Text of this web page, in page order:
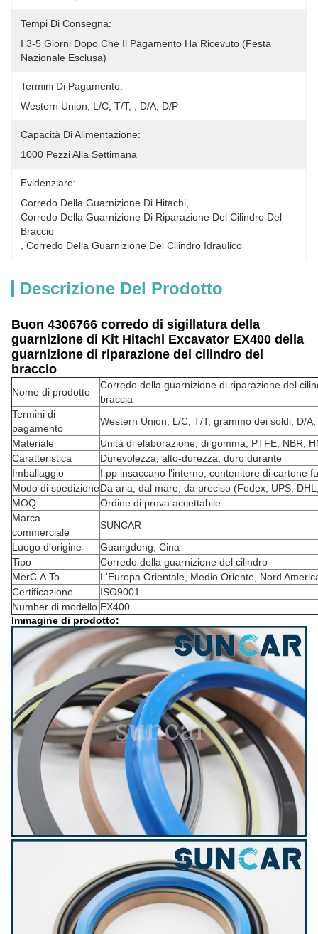
Tempi Di Consegna:
I 3-5 Giorni Dopo Che Il Pagamento Ha Ricevuto (festa
Nazionale Esclusa)
Termini Di Pagamento:
Western Union, L/C, T/T, , D/A, D/P
Capacità Di Alimentazione:
1000 Pezzi Alla Settimana
Evidenziare:
Corredo Della Guarnizione Di Hitachi
Corredo Della Guarnizione Di Riparazione Del Cilindro Del
Braccio
Corredo Della Guarnizione Del Cilindro Idraulico
Descrizione Del Prodotto
Buon 4306766 corredo di sigillatura della
guarnizione di Kit Hitachi Excavator EX400 della
guarnizione di riparazione del cilindro del
braccio
Nome di prodotto
Corredo della guarnizione di riparazione del
braccia
Termini di
pagamento
Western Union, L/C, T/T, grammo dei soldi, D/A,
Materiale
Unità di elaborazione, di gomma, PTFE, NBR,
Caratteristica
Durevolezza, alto-durezza, duro durante
Imballaggio
I pp insaccano l'interno, contenitore di cartone
Modo di spedizioneDa aria, dal mare, da preciso (Fedex, UPS,
MOQ
Ordine di prova accettabile
Marca
commerciale
SUNCAR
Luogo d'origine
Guangdong, Cina
Tipo
Corredo della guarnizione del cilindro
MerC.A.To
L'Europa Orientale, Medio Oriente, Nord
Certificazione
ISO9001
Number di modello EX400
Immagine di prodotto: